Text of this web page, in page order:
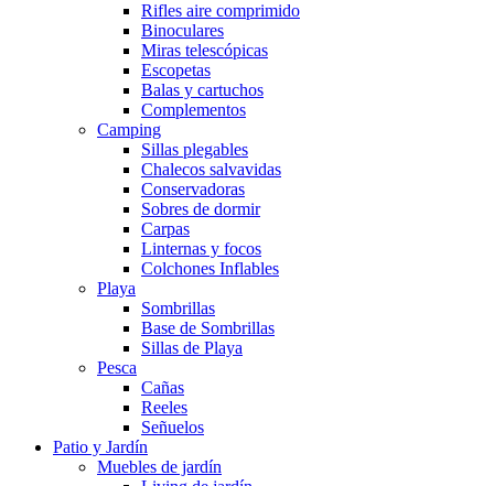
Rifles aire comprimido
Binoculares
Miras telescópicas
Escopetas
Balas y cartuchos
Complementos
Camping
Sillas plegables
Chalecos salvavidas
Conservadoras
Sobres de dormir
Carpas
Linternas y focos
Colchones Inflables
Playa
Sombrillas
Base de Sombrillas
Sillas de Playa
Pesca
Cañas
Reeles
Señuelos
Patio y Jardín
Muebles de jardín